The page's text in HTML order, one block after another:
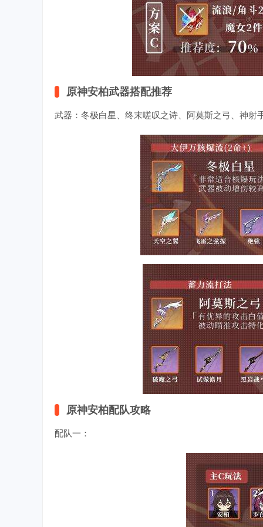
原神安柏武器搭配推荐
武器：冬极白星、终末嗟叹之诗、阿莫斯之弓、神射
原神安柏配队攻略
配队一：